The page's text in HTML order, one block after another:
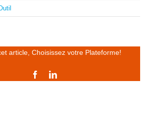
article, Choisissez votre Plateforme!
FacebookLinkedIn